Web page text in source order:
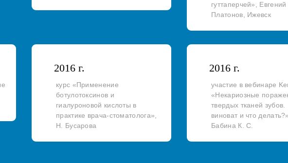
гуттаперчей», Евгений
Платонов, Ижевск
2016 г.
курс «Применение
ботулотоксинов и
гиалуроновой кислоты в
практике врача-стоматолога»,
Н. Бусарова
2016 г.
участие в вебинаре
«Некариозные
твердых тканей зубов.
виноват и что
Бабина К. С.